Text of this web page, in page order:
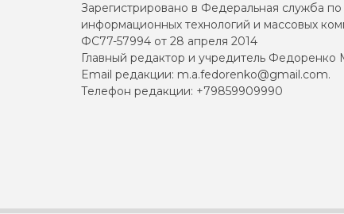
Зарегистрировано в Федеральная служба
информационных технологий и массовых
ФС77-57994 от 28 апреля 2014
Главный редактор и учредитель Федоренко
Email редакции: m.a.fedorenko@gmail.com.
Телефон редакции: +79859909990